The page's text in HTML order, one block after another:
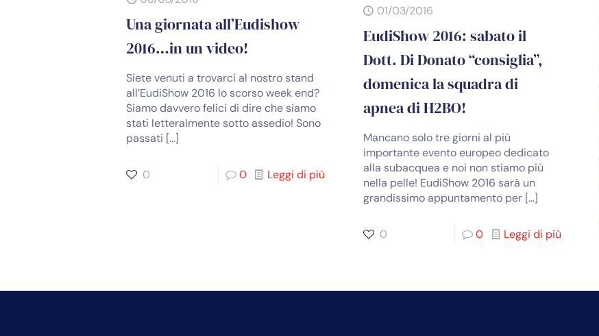
Una giornata all’Eudishow
2016…in un video!
Siete venuti a trovarci al nostro stand
all’EudiShow 2016 lo scorso week end?
Siamo davvero felici di dire che siamo
stati letteralmente sotto assedio! Sono
passati […]
0 0 Leggi di più
01/03/2016
EudiShow 2016: sabato il
Dott. Di Donato “consiglia”,
domenica la squadra di
apnea di H2BO!
Mancano solo tre giorni al più
importante evento europeo dedicato
alla subacquea e noi non stiamo più
nella pelle! EudiShow 2016 sarà un
grandissimo appuntamento per[…]
0 0 Leggi di più